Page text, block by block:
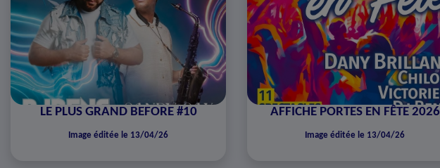
LE PLUS GRAND BEFORE #10
Image éditée le 13/04/26
AFFICHE PORTES EN FÊTE 2026
Image éditée le 13/04/26